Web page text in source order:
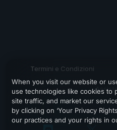
Termini e Condizioni
When you visit our website or
use technologies like cookies to
site traffic, and market our
by clicking on ‘Your Privacy
our practices and your rights in